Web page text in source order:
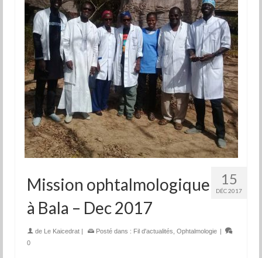
15
DÉC 2017
Mission ophtalmologique
à Bala – Dec 2017
de Le Kaicedrat | Posté dans : Fil d'actualités Ophtalmologie |
0